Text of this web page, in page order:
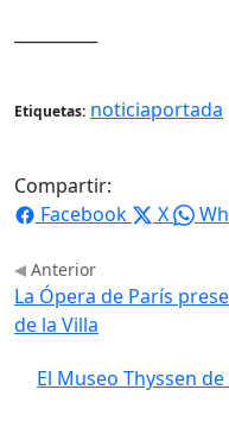
Etiquetas: noticiaportada
Compartir:
Facebook
X
Anterior
La Ópera de París
de la Villa
El Museo Thyssen